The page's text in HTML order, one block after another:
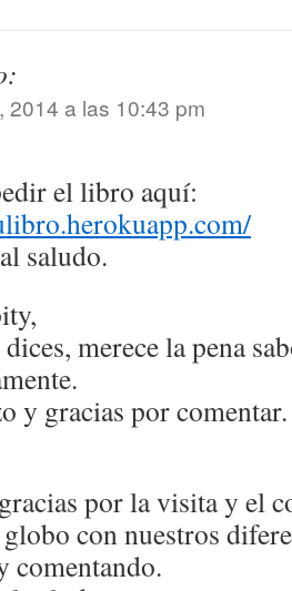
2014 a las 10:43 pm
el libro aquí:
saludo.
merece la pena
y gracias por comentar.
por la visita y el
con nuestros
comentando.